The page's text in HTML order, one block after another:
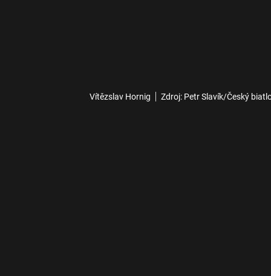
Vítězslav Hornig Zdroj: Petr Slavík/Český